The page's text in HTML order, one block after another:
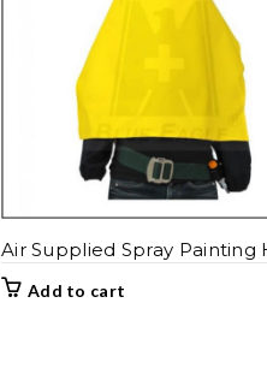
Air Supplied Spray Painting
Add to cart